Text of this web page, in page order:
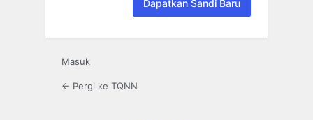
Masuk
← Pergi ke TQNN